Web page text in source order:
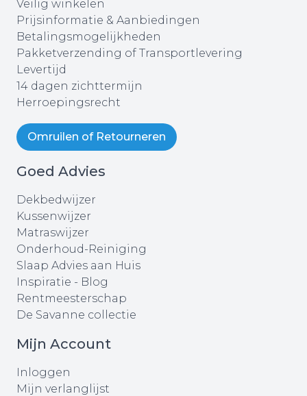
Veilig winkelen
Prijsinformatie & Aanbiedingen
Betalingsmogelijkheden
Pakketverzending of Transportlevering
Levertijd
14 dagen zichttermijn
Herroepingsrecht
Omruilen of Retourneren
Goed Advies
Dekbedwijzer
Kussenwijzer
Matraswijzer
Onderhoud-Reiniging
Slaap Advies aan Huis
Inspiratie - Blog
Rentmeesterschap
De Savanne collectie
Mijn Account
Inloggen
Mijn verlanglijst